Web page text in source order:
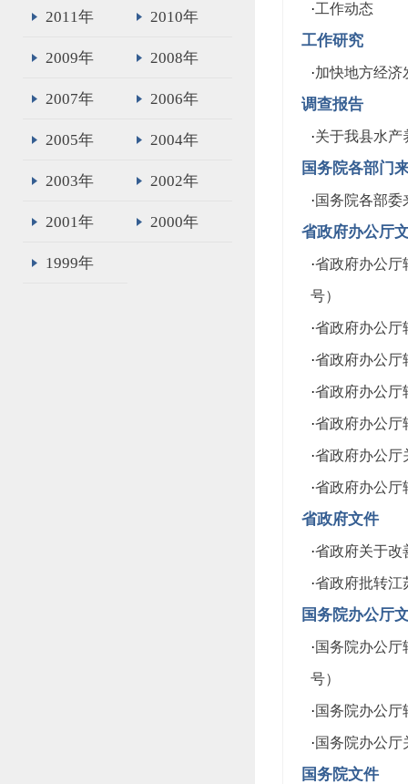
2011年 2010年
2009年 2008年
2007年 2006年
2005年 2004年
2003年 2002年
2001年 2000年
1999年
·工作动态
工作研究
·加快地方经济
调查报告
·关于我县水产
国务院各部门
·国务院各部委
省政府办公厅
·省政府办公厅
号）
·省政府办公厅
·省政府办公厅
·省政府办公厅
·省政府办公厅
·省政府办公厅
·省政府办公厅
省政府文件
·省政府关于改
·省政府批转江
国务院办公厅
·国务院办公
号）
·国务院办公厅
·国务院办公厅
国务院文件